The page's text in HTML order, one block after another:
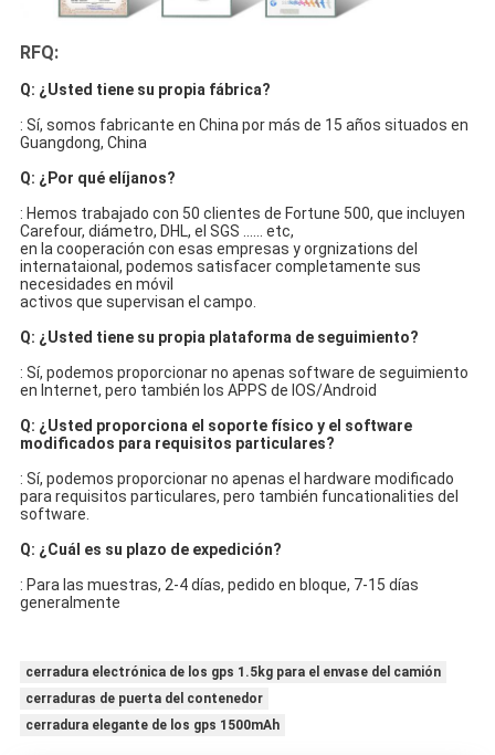
RFQ:
Q: ¿Usted tiene su propia fábrica?
: Sí, somos fabricante en China por más de 15 años situados en
Guangdong, China
Q: ¿Por qué elíjanos?
: Hemos trabajado con 50 clientes de Fortune 500, que incluyen
Carefour, diámetro, DHL, el SGS ...... etc,
en la cooperación con esas empresas y orgnizations del
internataional, podemos satisfacer completamente sus
necesidades en móvil
activos que supervisan el campo.
Q: ¿Usted tiene su propia plataforma de seguimiento?
: Sí, podemos proporcionar no apenas software de seguimiento
en Internet, pero también los APPS de IOS/Android
Q: ¿Usted proporciona el soporte físico y el software
modificados para requisitos particulares?
: Sí, podemos proporcionar no apenas el hardware modificado
para requisitos particulares, pero también funcationalities del
software.
Q: ¿Cuál es su plazo de expedición?
: Para las muestras, 2-4 días, pedido en bloque, 7-15 días
generalmente
cerradura electrónica de los gps 1.5kg para el envase del camión
cerraduras de puerta del contenedor
cerradura elegante de los gps 1500mAh